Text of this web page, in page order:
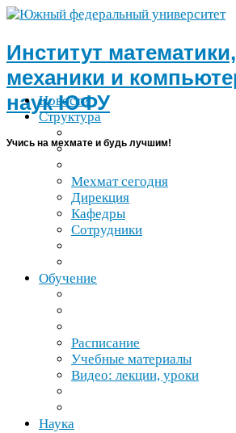
Институт математики,
механики и
наукЮФУ
Учись на мехмате и будь лучшим!
Новости
Структура
Мехмат сегодня
Дирекция
Кафедры
Сотрудники
Обучение
Расписание
Учебные материалы
Видео: лекции, уроки
Наука